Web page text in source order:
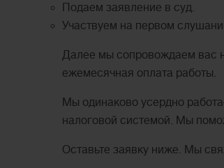
Подаем заявление в суд.
Участвуем на первом
Далее мы сопровождаем вас
ежемесячная оплата работы.
Мы одинаково усердно
налоговой системой. Мы
Оставьте заявку ниже. Мы